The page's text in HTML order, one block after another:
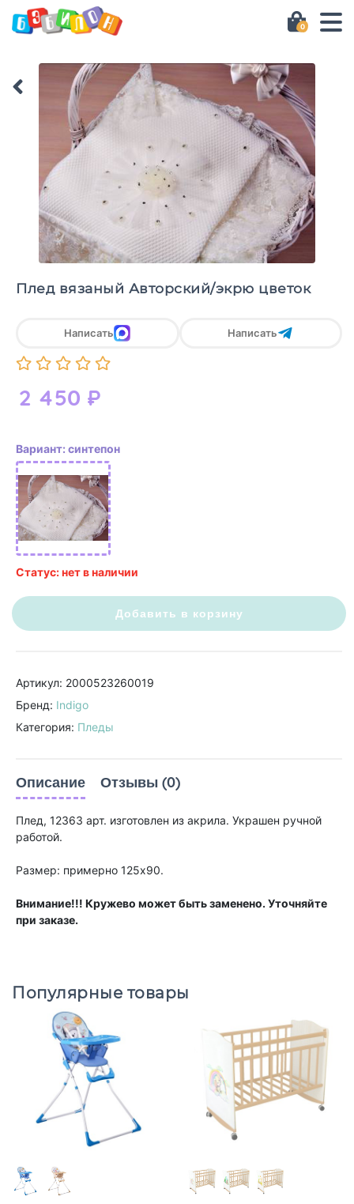
0
Плед вязаный Авторский/экрю цветок
2 450 ₽
Написать Написать
Вариант: синтепон
Статус: нет в наличии
Добавить в корзину
Артикул: 2000523260019
Бренд: Indigo
Категория: Пледы
Описание Отзывы (0)
Плед, 12363 арт. изготовлен из акрила. Украшен ручной
работой.
Размер: примерно 125х90.
Внимание!!! Кружево может быть заменено. Уточняйте
при заказе.
Популярные товары